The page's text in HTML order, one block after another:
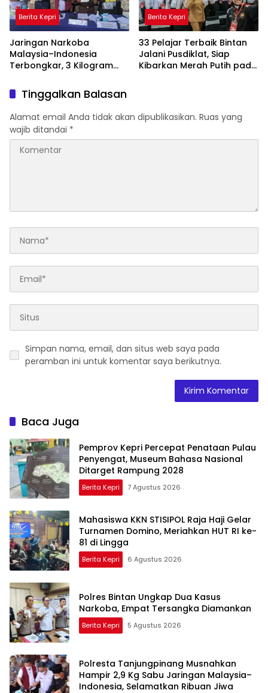
Berita Kepri
Jaringan Narkoba
Malaysia–Indonesia
Terbongkar, 3 Kilogram
Lewat Tanjungpinang
Berita Kepri
33 Pelajar Terbaik Bintan
Jalani Pusdiklat, Siap
Kibarkan Merah Putih pada
Tinggalkan Balasan
Alamat email Anda tidak akan dipublikasikan. Ruas yang
wajib ditandai *
Simpan nama, email, dan situs web saya pada
peramban ini untuk komentar saya berikutnya.
Baca Juga
Pemprov Kepri Percepat Penataan Pulau
Penyengat, Museum Bahasa Nasional
Ditarget Rampung 2028
Berita Kepri 7 Agustus 2026
Mahasiswa KKN STISIPOL Raja Haji Gelar
Turnamen Domino, Meriahkan HUT RI ke-
81 di Lingga
Berita Kepri 6 Agustus 2026
Polres Bintan Ungkap Dua Kasus
Narkoba, Empat Tersangka Diamankan
Berita Kepri 5 Agustus 2026
Polresta Tanjungpinang Musnahkan
Hampir 2,9 Kg Sabu Jaringan Malaysia–
Indonesia, Selamatkan Ribuan Jiwa